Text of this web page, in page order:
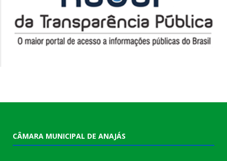
CÂMARA MUNICIPAL DE ANAJÁS